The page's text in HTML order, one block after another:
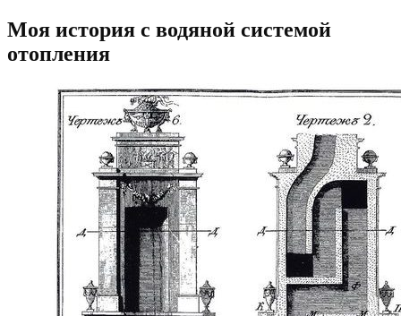
Моя история с водяной системой
отопления